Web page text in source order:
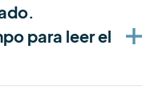
para leer el